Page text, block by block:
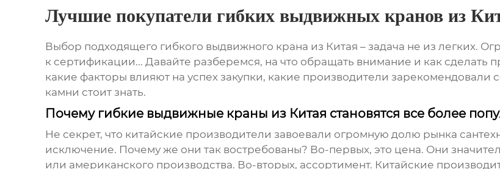
Лучшие покупатели гибких выдвижных кранов из
Выбор подходящего гибкого выдвижного крана из Китая – задача не из легких.
к сертификации... Давайте разберемся, на что обращать внимание и как сделать
какие факторы влияют на успех закупки, какие производители
камни стоит знать.
Почему гибкие выдвижные краны из Китая становятся все более
Не секрет, что китайские производители завоевали огромную долю рынка
исключение. Почему же они так востребованы? Во-первых, это цена. Они
или американского производства. Во-вторых, ассортимент. Китайские